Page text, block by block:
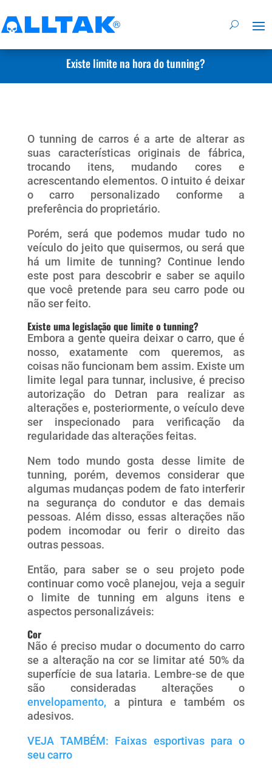
Existe limite na hora do tunning?
O tunning de carros é a arte de alterar as
suas características originais de fábrica,
trocando itens, mudando cores e
acrescentando elementos. O intuito é deixar
o carro personalizado conforme a
preferência do proprietário.
Porém, será que podemos mudar tudo no
veículo do jeito que quisermos, ou será que
há um limite de tunning? Continue lendo
este post para descobrir e saber se aquilo
que você pretende para seu carro pode ou
não ser feito.
Existe uma legislação que limite o tunning?
Embora a gente queira deixar o carro, que é
nosso, exatamente com queremos, as
coisas não funcionam bem assim. Existe um
limite legal para tunnar, inclusive, é preciso
autorização do Detran para realizar as
alterações e, posteriormente, o veículo deve
ser inspecionado para verificação da
regularidade das alterações feitas.
Nem todo mundo gosta desse limite de
tunning, porém, devemos considerar que
algumas mudanças podem de fato interferir
na segurança do condutor e das demais
pessoas. Além disso, essas alterações não
podem incomodar ou ferir o direito das
outras pessoas.
Então, para saber se o seu projeto pode
continuar como você planejou, veja a seguir
o limite de tunning em alguns itens e
aspectos personalizáveis:
Cor
Não é preciso mudar o documento do carro
se a alteração na cor se limitar até 50% da
superfície de sua lataria. Lembre-se de que
são consideradas alterações o
envelopamento, a pintura e também os
adesivos.
VEJA TAMBÉM: Faixas esportivas para o
seu carro